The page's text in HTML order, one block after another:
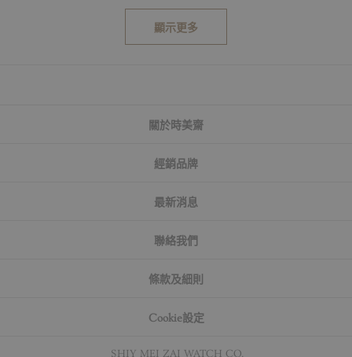
顯示更多
關於時美齋
經銷品牌
最新消息
聯絡我們
條款及細則
Cookie設定
© SHIY MEI ZAI WATCH CO.